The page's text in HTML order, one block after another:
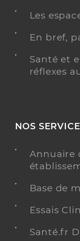
Les
En bref,
Santé et
réflexes
NOS
Annuaire
Base de
Essais
Santé.fr